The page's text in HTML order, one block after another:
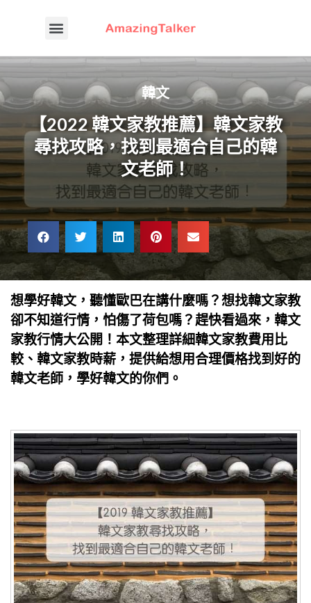
韓文
【2022 韓文家教推薦】韓文家教
尋找攻略，找到最適合自己的韓
文老師！
想學好韓文，聽懂歐巴在講什麼嗎？想找韓文家教
卻不知道行情，怕傷了荷包嗎？趕快看過來，韓文
家教行情大公開！本文整理詳細韓文家教費用比
較、韓文家教時薪，提供給想用合理價格找到好的
韓文老師，學好韓文的你們。